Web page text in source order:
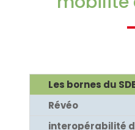
Les bornes du
Révéo
interopérabilité